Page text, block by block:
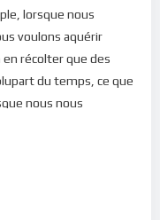
lorsque nous
voulons aquérir
récolter que des
du temps, ce que
nous nous
à notre disposition et